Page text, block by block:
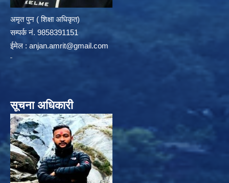
अमृत पुन ( शिक्षा अधिकृत)
सम्पर्क न‌ं. 9858391151
ईमेल : anjan.amrit@gmail.com
सूचना अधिकारी